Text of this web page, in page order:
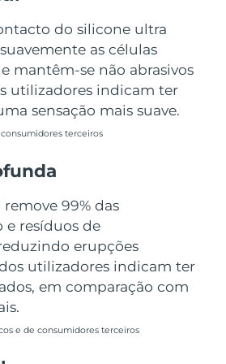
do silicone ultra
as células
mantêm-se não abrasivos
utilizadores indicam ter
sensação mais suave.
terceiros
99% das
e resíduos de
erupções
dos utilizadores indicam ter
em comparação com
e de consumidores terceiros
Entrega prevista
Entrega prevista8/10/26
Entrega prevista
Entrega prevista
Entrega prevista